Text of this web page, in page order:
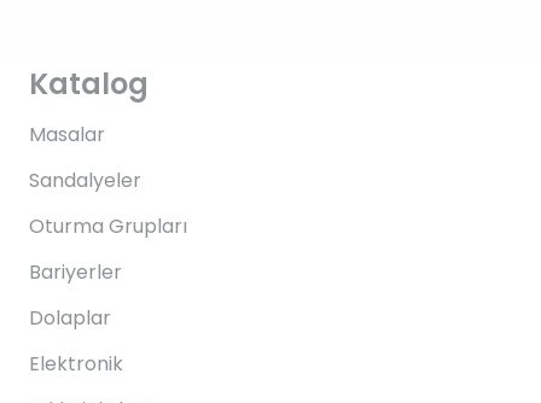
Katalog
Masalar
Sandalyeler
Oturma Grupları
Bariyerler
Dolaplar
Elektronik